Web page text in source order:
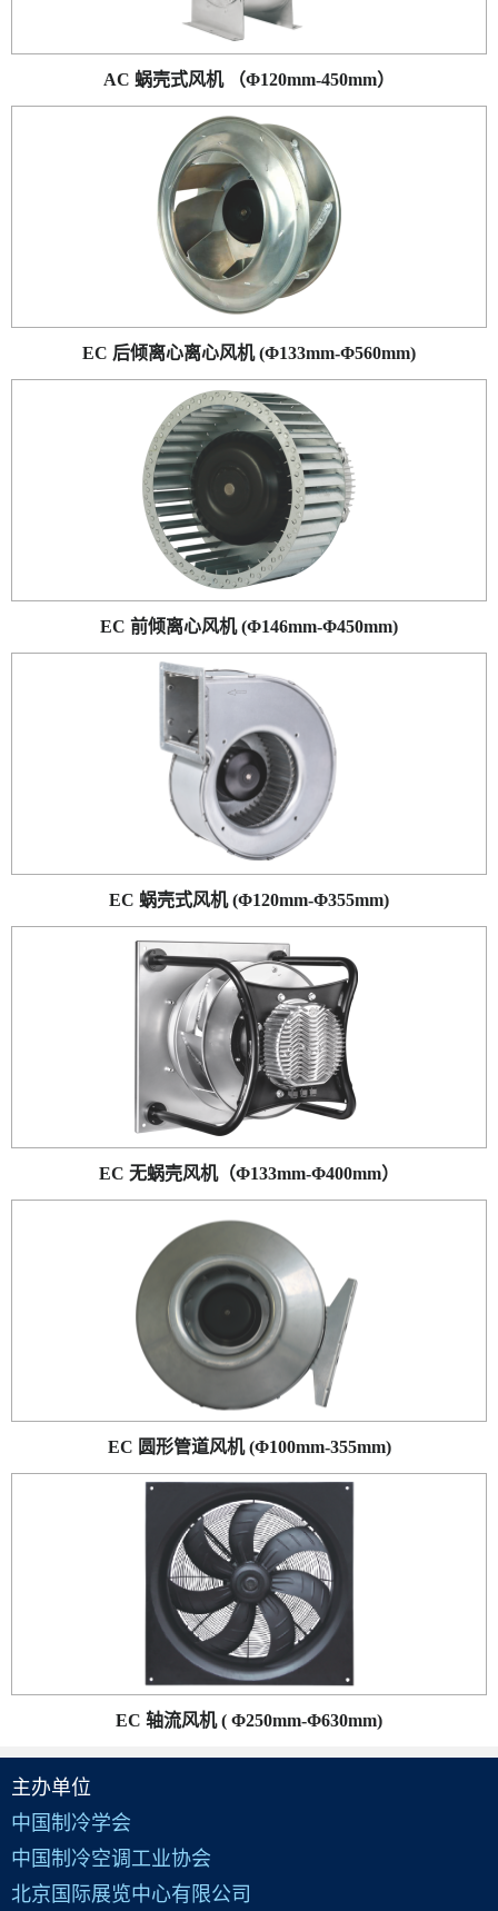
AC 蜗壳式风机 （Φ120mm-450mm）
EC 后倾离心离心风机 (Φ133mm-Φ560mm)
EC 前倾离心风机 (Φ146mm-Φ450mm)
EC 蜗壳式风机 (Φ120mm-Φ355mm)
EC 无蜗壳风机（Φ133mm-Φ400mm）
EC 圆形管道风机 (Φ100mm-355mm)
EC 轴流风机 ( Φ250mm-Φ630mm)
主办单位
中国制冷学会
中国制冷空调工业协会
北京国际展览中心有限公司